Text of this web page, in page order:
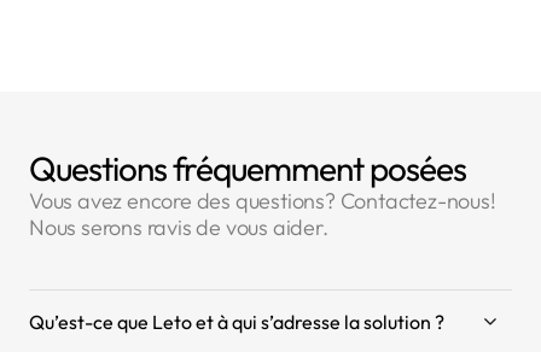
Questions fréquemment posées
Vous avez encore des questions? Contactez-nous!
Nous serons ravis de vous aider.
Qu’est-ce que Leto et à qui s’adresse la solution ?